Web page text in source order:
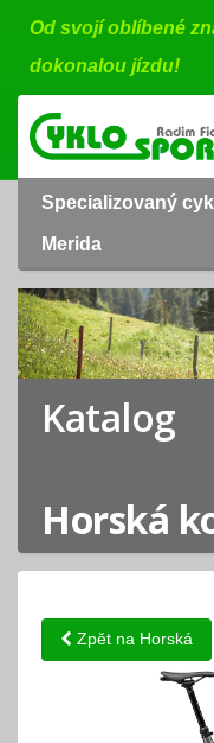
Od svojí oblíbené
dokonalou jízdu!
Specializovaný
Merida
Katalog
Horská
Zpět na Horská